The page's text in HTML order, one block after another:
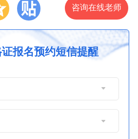
咨询在线老师
报名预约短信提醒